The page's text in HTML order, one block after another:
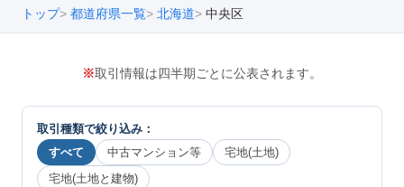
トップ 都道府県一覧 北海道 中央区
※取引情報は四半期ごとに公表されます。
取引種類で絞り込み：
すべて
中古マンション等
宅地(土地)
宅地(土地と建物)